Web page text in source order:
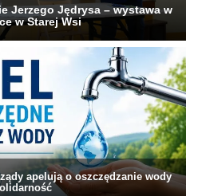
Jerzego Jędrysa – wystawa w
w Starej Wsi
apelują o oszczędzanie wody